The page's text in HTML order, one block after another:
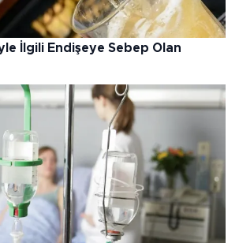
İlgili Endişeye Sebep Olan